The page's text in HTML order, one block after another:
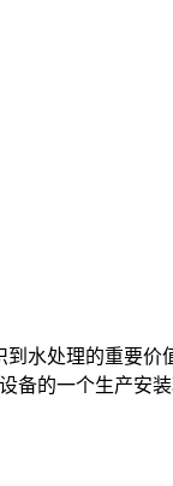
水处理的重要价
的一个生产安